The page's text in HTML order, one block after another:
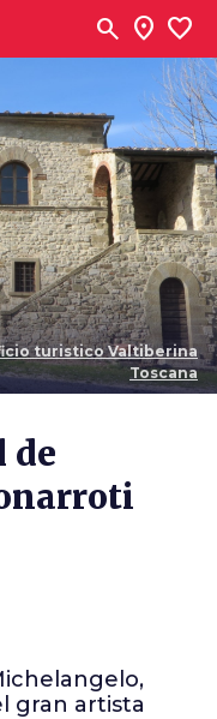
search location_on favorite
turistico Valtiberina
Toscana
de
gran artista